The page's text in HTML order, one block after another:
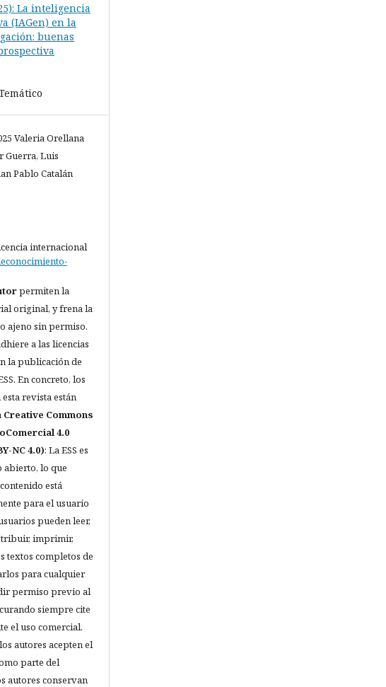
La inteligencia
(IAGen) en la
buenas
Valeria Orellana
Guerra, Luis
Pablo Catalán
internacional
permiten la
original, y frena la
ajeno sin permiso.
a las licencias
la publicación de
En concreto, los
revista están
Creative Commons
4.0
NC 4.0): La ESS es
abierto, lo que
está
para el usuario
pueden leer,
imprimir,
textos completos de
para cualquier
permiso previo al
siempre cite
el uso comercial.
autores acepten el
parte del
autores conservan